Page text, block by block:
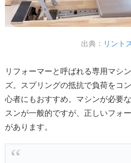
出典： リント
リフォーマーと呼ばれる専用マシ
ズ。スプリングの抵抗で負荷をコ
心者にもおすすめ。マシンが必要
スンが一般的ですが、正しいフォ
があります。